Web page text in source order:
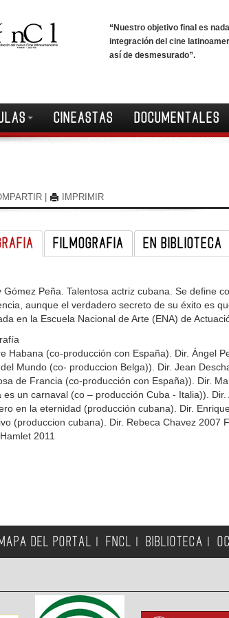
“Nuestro objetivo final es
integración del cine
así de desmesurado”.
CINEASTAS DOCUMENTALES
IMPRIMIR
FILMOGRAFIA EN BIBLIOTECA
Gómez Peña. Talentosa actriz cubana. Se define
aunque el verdadero secreto de su éxito es
en la Escuela Nacional de Arte (ENA) de
Habana (co-producción con España). Dir. Ángel
Mundo (co- produccion Belga)). Dir. Jean
de Francia (co-producción con España)). Dir.
es un carnaval (co – producción Cuba - Italia)). Dir.
en la eternidad (producción cubana). Dir.
(produccion cubana). Dir. Rebeca Chavez 2007
2011
DEL PORTAL FNCL BIBLIOTECA